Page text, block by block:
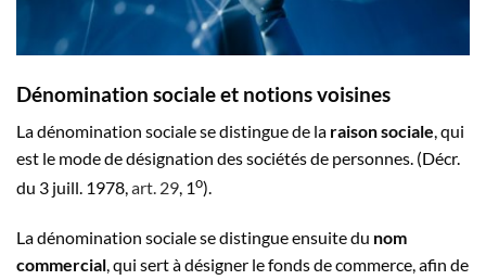
Dénomination sociale et notions voisines
La dénomination sociale se distingue de la raison sociale, qui
est le mode de désignation des sociétés de personnes. (Décr.
du 3 juill. 1978,art. 29, 1o).
La dénomination sociale se distingue ensuite du nom
commercial, qui sert à désigner le fonds de commerce, afin de